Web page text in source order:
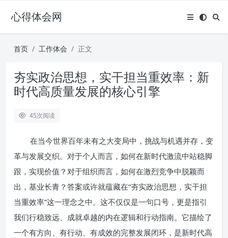
心得体会网
首页 工作体会 正文
夯实政治思想，实干担当重效率：新
时代高质量发展的核心引擎
45次阅读
在当今世界百年未有之大变局中，挑战与机遇并存，变
革与发展交织。对于个人而言，如何在新时代激流中站稳脚
跟，实现价值？对于组织而言，如何在激烈竞争中脱颖而
出，基业长青？答案或许就蕴藏在“夯实政治思想，实干担
当重效率”这一理念之中。这不仅仅是一句口号，更是指引
我们行稳致远、成就卓越的内在逻辑和行动指南。它描绘了
一个有方向、有行动、有成效的完整发展闭环，是新时代高